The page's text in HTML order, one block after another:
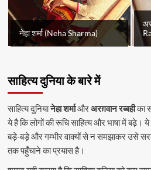
नेहा शर्मा (Neha Sharma)
साहित्य दुनिया के बारे में
साहित्य दुनियानेहा शर्माऔरअरग़वान रब्बहीका
ये है कि लोगों की रूचि साहित्य और भाषा में बढ़े। ये
बड़े-बड़े और गम्भीर वाक्यों से न समझाकर उसे
तक पहुँचाने का प्रयास है।